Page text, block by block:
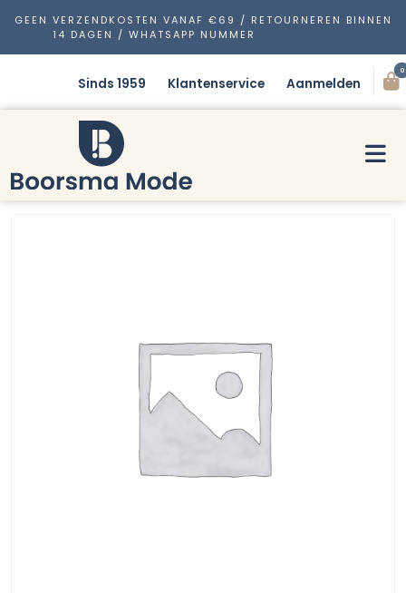
GEEN VERZENDKOSTEN VANAF €69 / RETOURNEREN BINNEN
14 DAGEN / WHATSAPP NUMMER
Sinds 1959 Klantenservice Aanmelden
0